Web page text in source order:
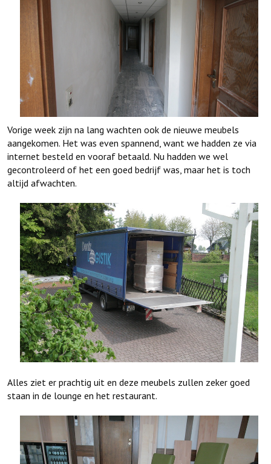
Vorige week zijn na lang wachten ook de nieuwe meubels
aangekomen. Het was even spannend, want we hadden ze via
internet besteld en vooraf betaald. Nu hadden we wel
gecontroleerd of het een goed bedrijf was, maar het is toch
altijd afwachten.
Alles ziet er prachtig uit en deze meubels zullen zeker goed
staan in de lounge en het restaurant.